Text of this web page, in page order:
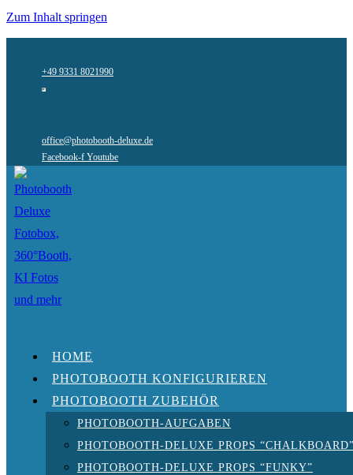
Zum Inhalt springen
+49 9331 8021990
office@photobooth-deluxe.de
Facebook-f Youtube
HOME
PHOTOBOOTH KONFIGURIEREN
PHOTOBOOTH ZUBEHÖR
PHOTOBOOTH-AUFGABEN
PHOTOBOOTH-DELUXE PROPS
PHOTOBOOTH-DELUXE PROPS “FUNKY”